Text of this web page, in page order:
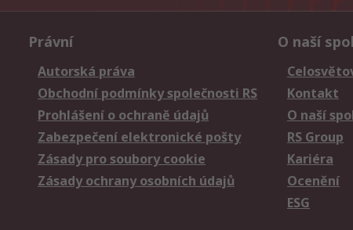
Právní
Autorská práva
Obchodní podmínky společnosti RS
Prohlášení o ochraně údajů
Zabezpečení elektronické pošty
Zásady pro soubory cookie
Zásady ochrany osobních údajů
O naší
Kontakt
O naší
RS Group
Kariéra
Ocenění
ESG